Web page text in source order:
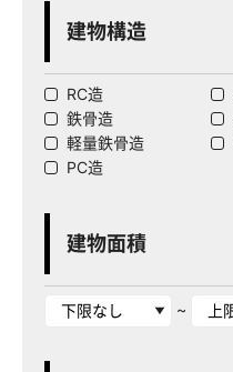
建物構造
RC造
鉄骨造
軽量鉄骨造
PC造
建物面積
~